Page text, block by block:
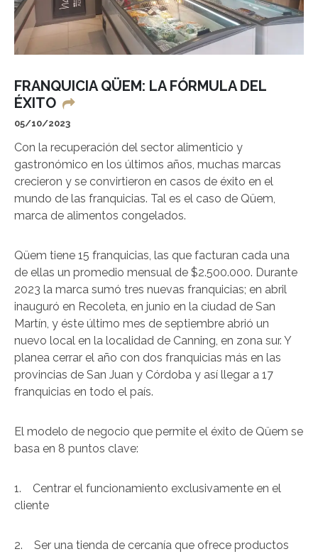
FRANQUICIA QÜEM: LA FÓRMULA DEL
ÉXITO
05/10/2023
Con la recuperación del sector alimenticio y
gastronómico en los últimos años, muchas marcas
crecieron y se convirtieron en casos de éxito en el
mundo de las franquicias. Tal es el caso de Qüem,
marca de alimentos congelados.
Qüem tiene 15 franquicias, las que facturan cada una
de ellas un promedio mensual de $2.500.000. Durante
2023 la marca sumó tres nuevas franquicias; en abril
inauguró en Recoleta, en junio en la ciudad de San
Martín, y éste último mes de septiembre abrió un
nuevo local en la localidad de Canning, en zona sur. Y
planea cerrar el año con dos franquicias más en las
provincias de San Juan y Córdoba y así llegar a 17
franquicias en todo el país.
El modelo de negocio que permite el éxito de Qüem se
basa en 8 puntos clave:
1. Centrar el funcionamiento exclusivamente en el
cliente
2. Ser una tienda de cercanía que ofrece productos